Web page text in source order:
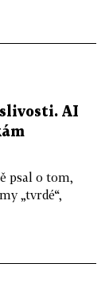
AI
psal o tom,
„tvrdé“,